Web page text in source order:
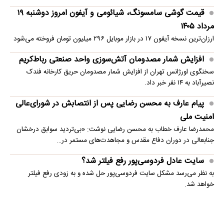
قیمت گوشی سامسونگ، شیائومی و آیفون امروز دوشنبه ۱۹
مرداد ۱۴۰۵
ارزان‌ترین نسخه آیفون ۱۷ در بازار موبایل ۲۹۶ میلیون تومان فروخته می‌شود
افزایش شمار مصدومان آتش‌سوزی واحد صنعتی رباط‌کریم
سخنگوی اورژانس تهران از افزایش شمار مصدومان حریق کارخانه فندک
نصیرآباد به ۱۴ نفر خبر داد.
پیام عارف به محسن رضایی پس از انتصابش در شورای‌عالی
امنیت ملی
محمدرضا عارف خطاب به محسن رضایی نوشت: «بی‌تردید سوابق درخشان
جنابعالی در دوران دفاع مقدس و مجاهدت‌های مستمر در…
سایت عادل فردوسی‌پور رفع فیلتر شد؟
به نظر می‌رسد مشکل سایت فردوسی‌پور حل شده و به زودی رفع فیلتر
خواهد شد.